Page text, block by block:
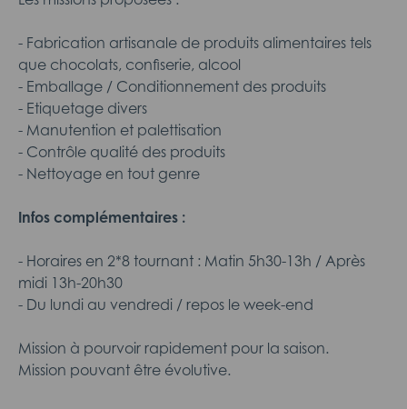
- Fabrication artisanale de produits alimentaires tels
que chocolats, confiserie, alcool
- Emballage / Conditionnement des produits
- Etiquetage divers
- Manutention et palettisation
- Contrôle qualité des produits
- Nettoyage en tout genre
Infos complémentaires :
- Horaires en 2*8 tournant : Matin 5h30-13h / Après
midi 13h-20h30
- Du lundi au vendredi / repos le week-end
Mission à pourvoir rapidement pour la saison.
Mission pouvant être évolutive.